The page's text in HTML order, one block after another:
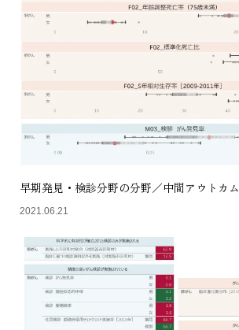
早期発見・検診分野の分野／中間アウトカム
2021.06.21